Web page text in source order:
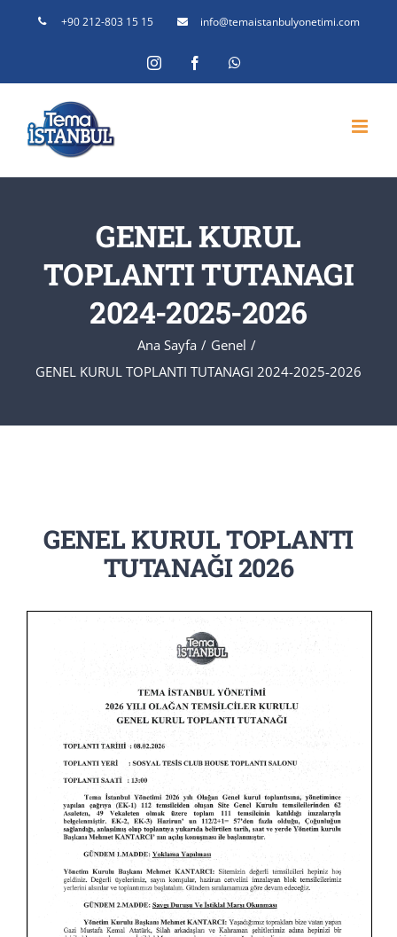
+90 212-803 15 15 info@temaistanbulyonetimi.com
InstagramFacebook
GENEL KURUL
TOPLANTI TUTANAGI
2024-2025-2026
Ana Sayfa
Genel
GENEL KURUL TOPLANTI TUTANAGI 2024-2025-2026
GENEL KURUL TOPLANTI
TUTANAĞI 2026